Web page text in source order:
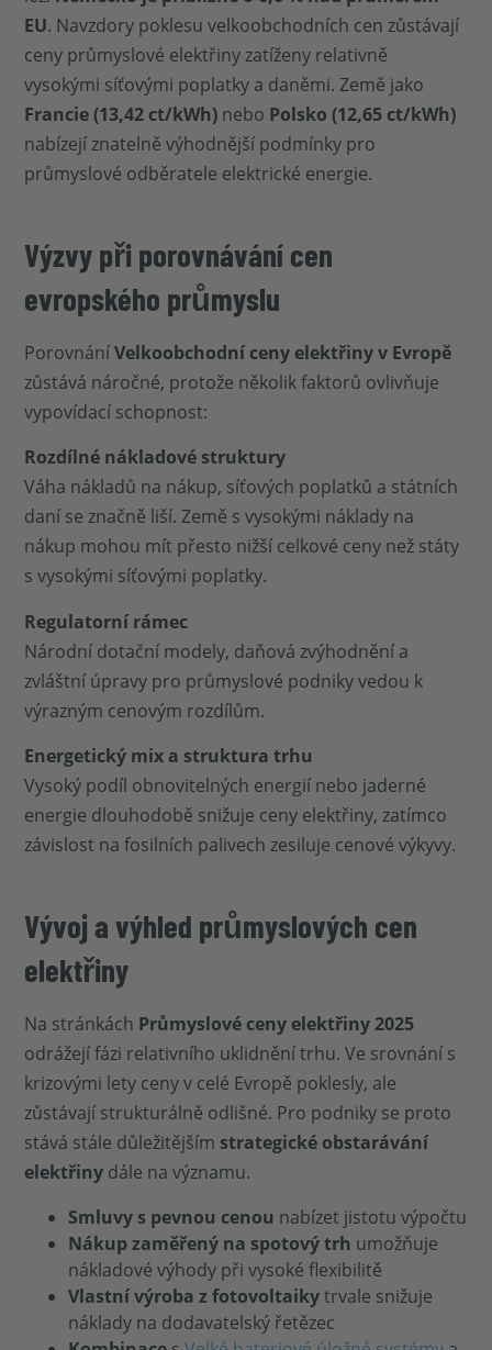
EU. Navzdory poklesu velkoobchodních cen zůstávají
ceny průmyslové elektřiny zatíženy relativně
vysokými síťovými poplatky a daněmi. Země jako
Francie (13,42 ct/kWh) nebo Polsko (12,65 ct/kWh)
nabízejí znatelně výhodnější podmínky pro
průmyslové odběratele elektrické energie.
Výzvy při porovnávání cen
evropského průmyslu
PorovnáníVelkoobchodní ceny elektřiny v Evropě
zůstává náročné, protože několik faktorů ovlivňuje
vypovídací schopnost:
Rozdílné nákladové struktury
Váha nákladů na nákup, síťových poplatků a státních
daní se značně liší. Země s vysokými náklady na
nákup mohou mít přesto nižší celkové ceny než státy
s vysokými síťovými poplatky.
Regulatorní rámec
Národní dotační modely, daňová zvýhodnění a
zvláštní úpravy pro průmyslové podniky vedou k
výrazným cenovým rozdílům.
Energetický mix a struktura trhu
Vysoký podíl obnovitelných energií nebo jaderné
energie dlouhodobě snižuje ceny elektřiny, zatímco
závislost na fosilních palivech zesiluje cenové výkyvy.
Vývoj a výhled průmyslových cen
elektřiny
Na stránkách Průmyslové ceny elektřiny 2025
odrážejí fázi relativního uklidnění trhu. Ve srovnání s
krizovými lety ceny v celé Evropě poklesly, ale
zůstávají strukturálně odlišné. Pro podniky se proto
stává stále důležitějším strategické obstarávání
elektřiny dále na významu.
Smluvy s pevnou cenou nabízet jistotu výpočtu
Nákup zaměřený na spotový trh umožňuje
nákladové výhody při vysoké flexibilitě
Vlastní výroba z fotovoltaikytrvale snižuje
náklady na dodavatelský řetězec